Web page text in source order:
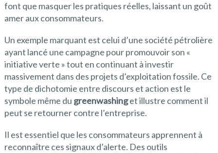
font que masquer les pratiques réelles, laissant un goût
amer aux consommateurs.
Un exemple marquant est celui d’une société pétrolière
ayant lancé une campagne pour promouvoir son «
initiative verte » tout en continuant à investir
massivement dans des projets d’exploitation fossile. Ce
type de dichotomie entre discours et action est le
symbole même du greenwashinget illustre comment il
peut se retourner contre l’entreprise.
Il est essentiel que les consommateurs apprennent à
reconnaître ces signaux d’alerte. Des outils